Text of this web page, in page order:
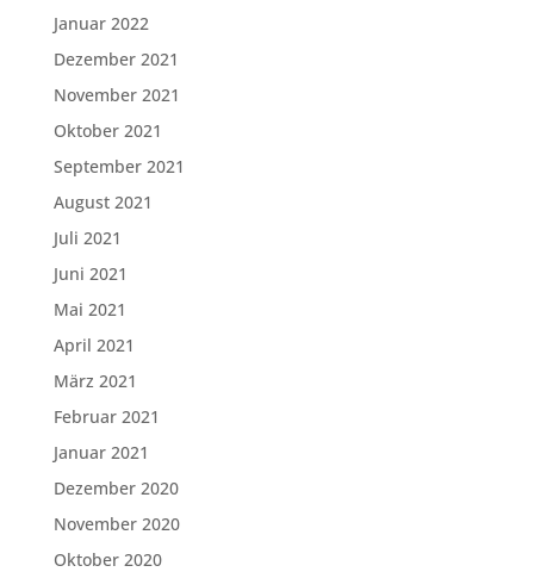
Januar 2022
Dezember 2021
November 2021
Oktober 2021
September 2021
August 2021
Juli 2021
Juni 2021
Mai 2021
April 2021
März 2021
Februar 2021
Januar 2021
Dezember 2020
November 2020
Oktober 2020